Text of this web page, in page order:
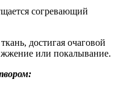
согревающий
достигая очаговой
или покалывание.